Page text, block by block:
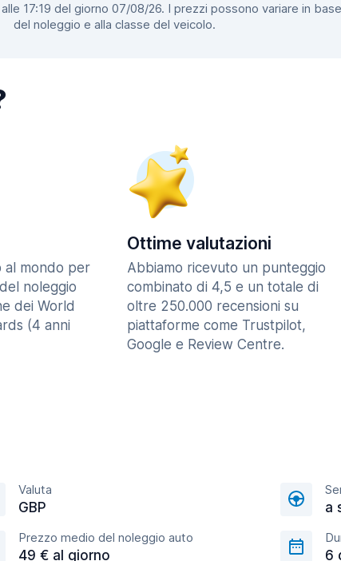
17:19 del giorno 07/08/26. I prezzi possono variare in
del noleggio e alla classe del veicolo.
al mondo per
noleggio
dei World
(4 anni
Ottime valutazioni
Abbiamo ricevuto un punteggio
combinato di 4,5 e un totale di
oltre 250.000 recensioni su
piattaforme come Trustpilot,
Google e Review Centre.
Valuta
GBP a
Prezzo medio del noleggio auto
49 € al giorno 6